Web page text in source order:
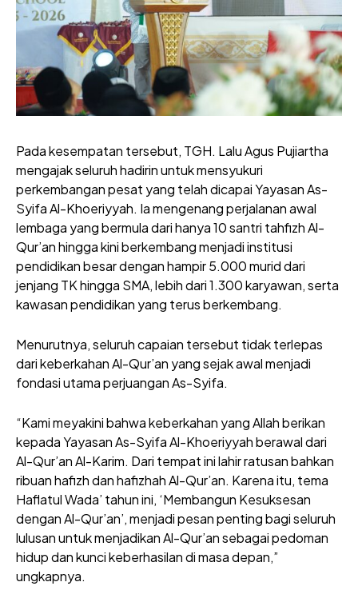
Pada kesempatan tersebut, TGH. Lalu Agus Pujiartha
mengajak seluruh hadirin untuk mensyukuri
perkembangan pesat yang telah dicapai Yayasan As-
Syifa Al-Khoeriyyah. Ia mengenang perjalanan awal
lembaga yang bermula dari hanya 10 santri tahfizh Al-
Qur’an hingga kini berkembang menjadi institusi
pendidikan besar dengan hampir 5.000 murid dari
jenjang TK hingga SMA, lebih dari 1.300 karyawan, serta
kawasan pendidikan yang terus berkembang.
Menurutnya, seluruh capaian tersebut tidak terlepas
dari keberkahan Al-Qur’an yang sejak awal menjadi
fondasi utama perjuangan As-Syifa.
“Kami meyakini bahwa keberkahan yang Allah berikan
kepada Yayasan As-Syifa Al-Khoeriyyah berawal dari
Al-Qur’an Al-Karim. Dari tempat ini lahir ratusan bahkan
ribuan hafizh dan hafizhah Al-Qur’an. Karena itu, tema
Haflatul Wada’ tahun ini, ‘Membangun Kesuksesan
dengan Al-Qur’an’, menjadi pesan penting bagi seluruh
lulusan untuk menjadikan Al-Qur’an sebagai pedoman
hidup dan kunci keberhasilan di masa depan,”
ungkapnya.